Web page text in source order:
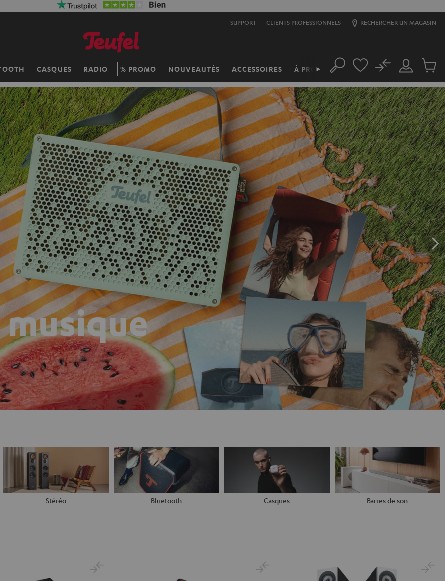
SUPPORT CLIENTS PROFESSIONNELS RECHERCHER UN MAGASIN
CASQUES RADIO PROMO NOUVEAUTÉS ACCESSOIRES À PROPOS
► Rechercher
Mon
compte
No
du
panier
Stéréo Bluetooth Casques Barres de son